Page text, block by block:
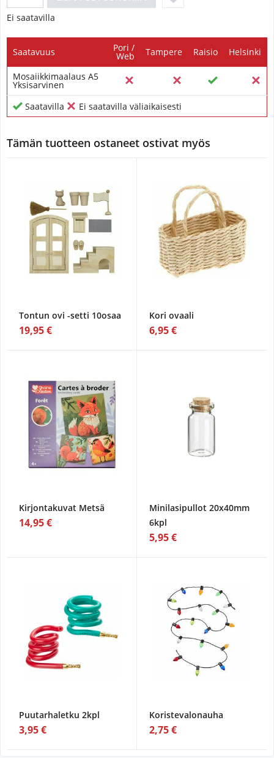
Ei saatavilla
Saatavuus Pori /
Web Tampere Raisio Helsinki
Mosaiikkimaalaus A5
Yksisarvinen
Saatavilla
Ei saatavilla väliaikaisesti
Tämän tuotteen ostaneet ostivat myös
Tontun ovi -setti 10osaa
19,95 €
Kori ovaali
6,95 €
Kirjontakuvat Metsä
14,95 €
Minilasipullot 20x40mm
6kpl
5,95 €
Puutarhaletku 2kpl
3,95 €
Koristevalonauha
2,75 €